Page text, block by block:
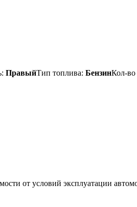
ПравыйТип топлива: БензинКол-во
от условий эксплуатации